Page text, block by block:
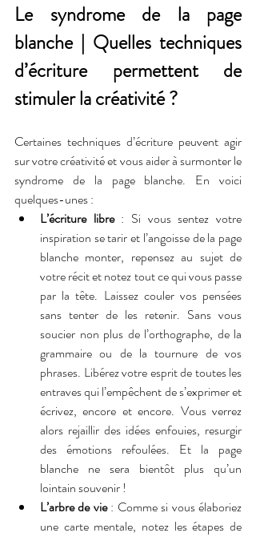
Le syndrome de la page
blanche | Quelles techniques
d’écriture permettent de
stimuler la créativité ?
Certaines techniques d’écriture peuvent agir
sur votre créativité et vous aider à surmonter le
syndrome de la page blanche. En voici
quelques-unes :
L’écriture libre : Si vous sentez votre
inspiration se tarir et l’angoisse de la page
blanche monter, repensez au sujet de
votre récit et notez tout ce qui vous passe
par la tête. Laissez couler vos pensées
sans tenter de les retenir. Sans vous
soucier non plus de l’orthographe, de la
grammaire ou de la tournure de vos
phrases. Libérez votre esprit de toutes les
entraves qui l’empêchent de s’exprimer et
écrivez, encore et encore. Vous verrez
alors rejaillir des idées enfouies, resurgir
des émotions refoulées. Et la page
blanche ne sera bientôt plus qu’un
lointain souvenir !
L’arbre de vie : Comme si vous élaboriez
une carte mentale, notez les étapes de